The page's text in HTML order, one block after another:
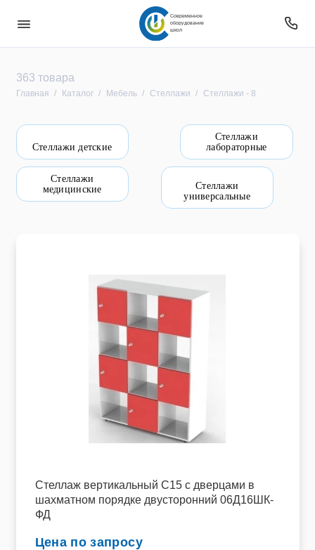
Современное
оборудование
школ
363 товара
Главная Каталог Мебель Стеллажи Стеллажи - 8
Безопасность
Компьютерное и цифровое оборудование
Мебель
Оборудование уличное и для прилегающей
территории
Пищевое оборудование и инвентарь
Спортивное оборудование и инвентарь
Фото, видео и аксессуары
Стеллажи детские
Стеллажи
лабораторные
Стеллажи
медицинские
Стеллажи
универсальные
Стеллаж вертикальный C15 с дверцами в
шахматном порядке двусторонний 06Д16ШК-
ФД
Цена по запросу